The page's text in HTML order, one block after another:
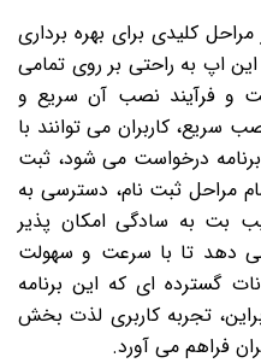
کلیدی برای بهره برداری
اپ به راحتی بر روی تمامی
و فرآیند نصب آن سریع و
سریع، کاربران می توانند با
برنامه درخواست می شود، ثبت
مراحل ثبت نام، دسترسی به
بت به سادگی امکان پذیر
می دهد تا با سرعت و سهولت
گسترده ای که این برنامه
تجربه کاربری لذت بخش
فراهم می آورد.